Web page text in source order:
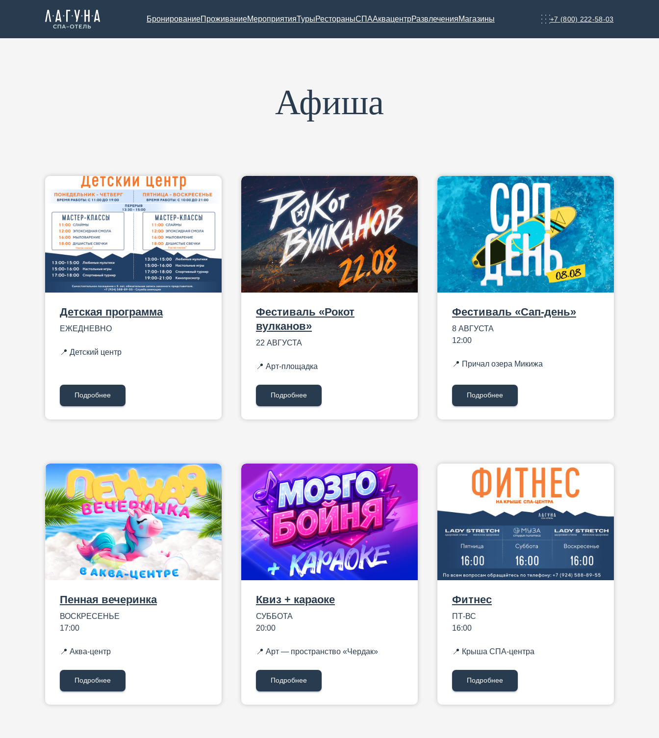
БронированиеПроживаниеМероприятияТурыРестораныСПААквацентрРазвлеченияМагазины +7 (800) 222-58-03
Афиша
Детская программа
ЕЖЕДНЕВНО
📍 Детский центр
Подробнее
Фестиваль «Рокот
вулканов»
22 АВГУСТА
📍 Арт-площадка
Подробнее
Фестиваль «Сап-день»
8 АВГУСТА
12:00
📍 Причал озера Микижа
Подробнее
Пенная вечеринка
ВОСКРЕСЕНЬЕ
17:00
📍 Аква-центр
Подробнее
Квиз + караоке
СУББОТА
20:00
📍 Aрт — пространство «Чердак»
Подробнее
Фитнес
ПТ-ВС
16:00
📍 Крыша СПА-центра
Подробнее